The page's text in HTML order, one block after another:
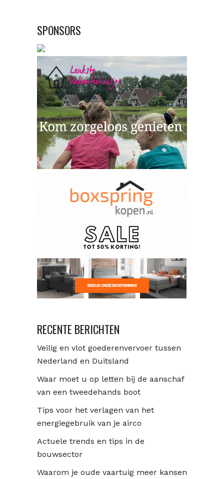
SPONSORS
RECENTE BERICHTEN
Veilig en vlot goederenvervoer tussen
Nederland en Duitsland
Waar moet u op letten bij de aanschaf
van een tweedehands boot
Tips voor het verlagen van het
energiegebruik van je airco
Actuele trends en tips in de
bouwsector
Waarom je oude vaartuig meer kansen